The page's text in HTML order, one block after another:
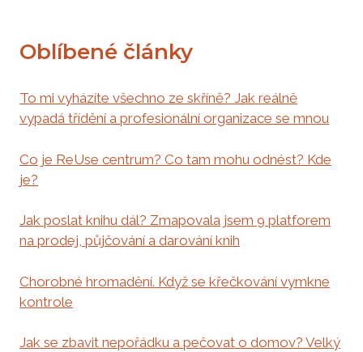
Oblíbené články
To mi vyházíte všechno ze skříně? Jak reálně
vypadá třídění a profesionální organizace se mnou
Co je ReUse centrum? Co tam mohu odnést? Kde
je?
Jak poslat knihu dál? Zmapovala jsem 9 platforem
na prodej, půjčování a darování knih
Chorobné hromadění. Když se křečkování vymkne
kontrole
Jak se zbavit nepořádku a pečovat o domov? Velký